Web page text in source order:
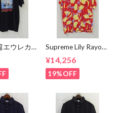
エウレカセ
Supreme Lily Rayon
¥14,256
19%OFF